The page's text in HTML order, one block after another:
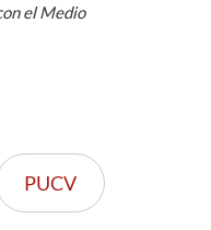
el Medio
PUCV